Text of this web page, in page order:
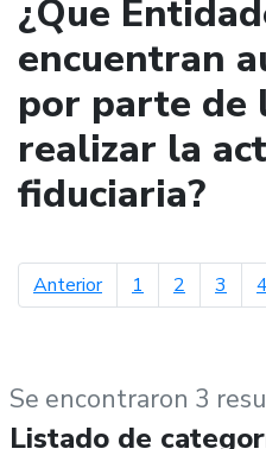
¿Que
encuentran
por parte de
realizar la
fiduciaria?
Anteriorpágina anterior
1 2 3 4
Se encontraron 3
Listado de